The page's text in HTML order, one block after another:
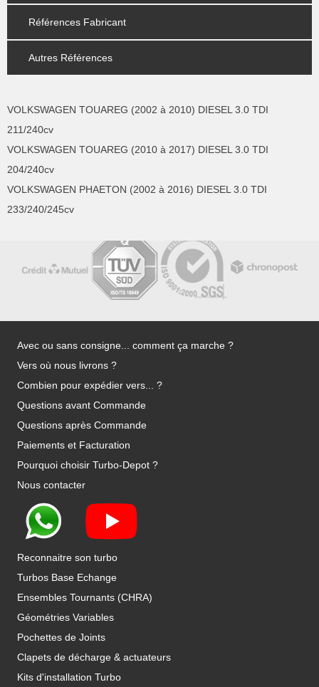
Références Fabricant
Autres Références
VOLKSWAGEN TOUAREG (2002 à 2010) DIESEL 3.0 TDI
211/240cv
VOLKSWAGEN TOUAREG (2010 à 2017) DIESEL 3.0 TDI
204/240cv
VOLKSWAGEN PHAETON (2002 à 2016) DIESEL 3.0 TDI
233/240/245cv
Avec ou sans consigne... comment ça marche ?
Vers où nous livrons ?
Combien pour expédier vers... ?
Questions avant Commande
Questions après Commande
Paiements et Facturation
Pourquoi choisir Turbo-Depot ?
Nous contacter
Reconnaitre son turbo
Turbos Base Echange
Ensembles Tournants (CHRA)
Géométries Variables
Pochettes de Joints
Clapets de décharge & actuateurs
Kits d'installation Turbo